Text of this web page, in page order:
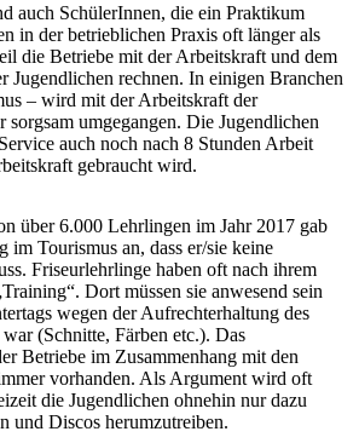
auch SchülerInnen, die ein Praktikum
in der betrieblichen Praxis oft länger als
die Betriebe mit der Arbeitskraft und dem
Jugendlichen rechnen. In einigen Branchen
– wird mit der Arbeitskraft der
sorgsam umgegangen. Die Jugendlichen
auch noch nach 8 Stunden Arbeit
gebraucht wird.
über 6.000 Lehrlingen im Jahr 2017 gab
im Tourismus an, dass er/sie keine
Friseurlehrlinge haben oft nach ihrem
Dort müssen sie anwesend sein
wegen der Aufrechterhaltung des
(Schnitte, Färben etc.). Das
Betriebe im Zusammenhang mit den
vorhanden. Als Argument wird oft
die Jugendlichen ohnehin nur dazu
und Discos herumzutreiben.